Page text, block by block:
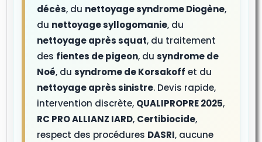
décès, du nettoyage syndrome Diogène,
du nettoyage syllogomanie, du
nettoyage après squat, du traitement
des fientes de pigeon, dusyndrome de
Noé, dusyndrome de Korsakoff et du
nettoyage après sinistre. Devis rapide,
intervention discrète, QUALIPROPRE 2025,
RC PRO ALLIANZ IARD, Certibiocide,
respect des procédures DASRI, aucune